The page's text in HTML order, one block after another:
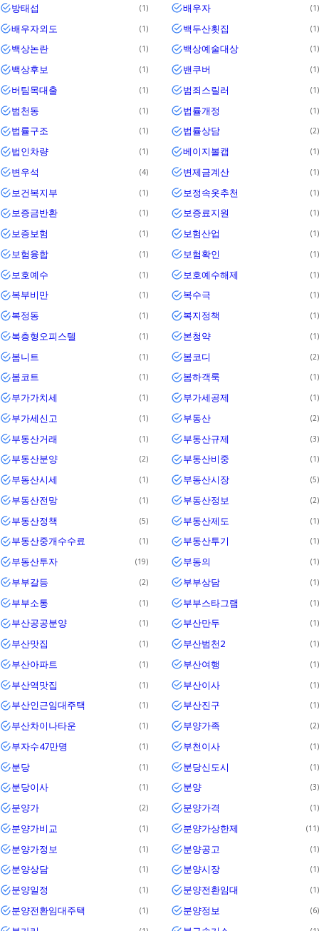
방태섭 1 배우자 1
배우자외도 1 백두산횟집 1
백상논란 1 백상예술대상 1
백상후보 1 밴쿠버 1
버팀목대출 1 범죄스릴러 1
범천동 1 법률개정 1
법률구조 1 법률상담 2
법인차량 1 베이지볼캡 1
변우석 4 변제금계산 1
보건복지부 1 보정속옷추천 1
보증금반환 1 보증료지원 1
보증보험 1 보험산업 1
보험융합 1 보험확인 1
보호예수 1 보호예수해제 1
복부비만 1 복수극 1
복정동 1 복지정책 1
복층형오피스텔 1 본청약 1
봄니트 1 봄코디 2
봄코트 1 봄하객룩 1
부가가치세 1 부가세공제 1
부가세신고 1 부동산 2
부동산거래 1 부동산규제 3
부동산분양 2 부동산비중 1
부동산시세 1 부동산시장 5
부동산전망 1 부동산정보 2
부동산정책 5 부동산제도 1
부동산중개수수료 1 부동산투기 1
부동산투자 19 부동의 1
부부갈등 2 부부상담 1
부부소통 1 부부스타그램 1
부산공공분양 1 부산만두 1
부산맛집 1 부산범천2 1
부산아파트 1 부산여행 1
부산역맛집 1 부산이사 1
부산인근임대주택 1 부산진구 1
부산차이나타운 1 부양가족 2
부자수47만명 1 부천이사 1
분당 1 분당신도시 1
분당이사 1 분양 3
분양가 2 분양가격 1
분양가비교 1 분양가상한제 11
분양가정보 1 분양공고 1
분양상담 1 분양시장 1
분양일정 1 분양전환임대 1
분양전환임대주택 1 분양정보 6